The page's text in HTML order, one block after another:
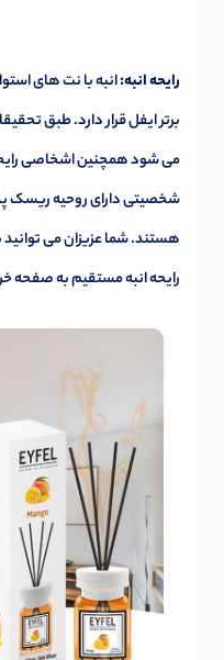
رایحه انبه:
برتر ایفل قرار دارد. طبق
می شود همچنین اشخاصی
شخصیتی دارای روحیه ریسک
هستند. شما عزیزان می توانید
رایحه انبهمستقیم به صفحه